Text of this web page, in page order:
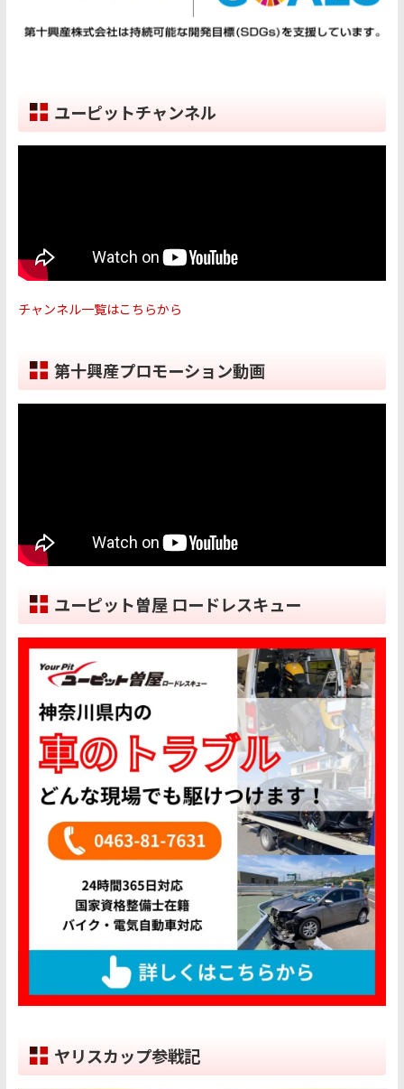
ユーピットチャンネル
チャンネル一覧はこちらから
第十興産プロモーション動画
ユーピット曽屋 ロードレスキュー
ヤリスカップ参戦記